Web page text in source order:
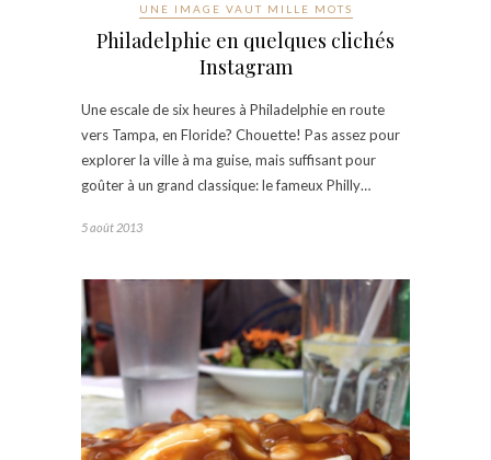
UNE IMAGE VAUT MILLE MOTS
Philadelphie en quelques clichés
Instagram
Une escale de six heures à Philadelphie en route
vers Tampa, en Floride? Chouette! Pas assez pour
explorer la ville à ma guise, mais suffisant pour
goûter à un grand classique: le fameux Philly…
5 août 2013